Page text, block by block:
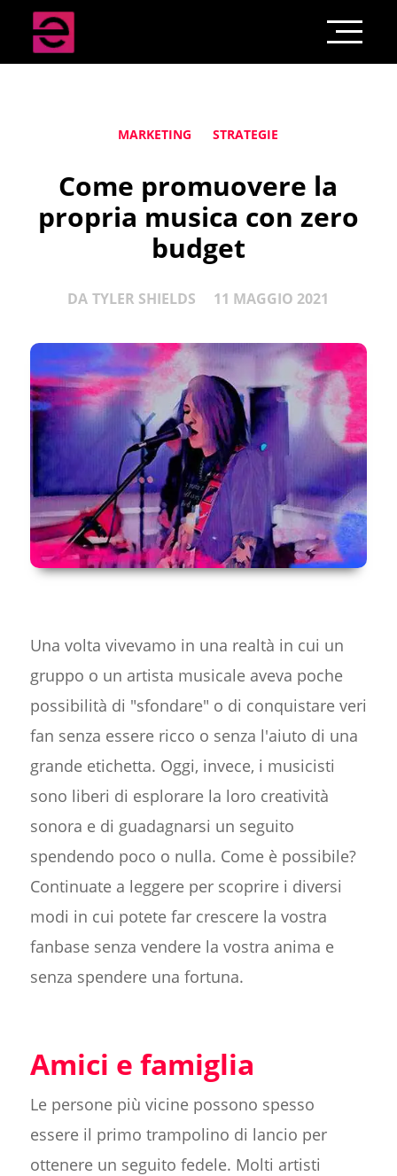
MARKETING STRATEGIE
Come promuovere la
propria musica con zero
budget
DA TYLER SHIELDS 11 MAGGIO 2021
Una volta vivevamo in una realtà in cui un
gruppo o un artista musicale aveva poche
possibilità di "sfondare" o di conquistare veri
fan senza essere ricco o senza l'aiuto di una
grande etichetta. Oggi, invece, i musicisti
sono liberi di esplorare la loro creatività
sonora e di guadagnarsi un seguito
spendendo poco o nulla. Come è possibile?
Continuate a leggere per scoprire i diversi
modi in cui potete far crescere la vostra
fanbase senza vendere la vostra anima e
senza spendere una fortuna.
Amici e famiglia
Le persone più vicine possono spesso
essere il primo trampolino di lancio per
ottenere un seguito fedele. Molti artisti